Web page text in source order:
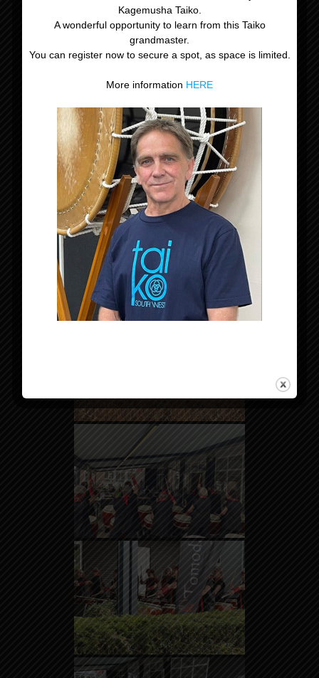
Kagemusha Taiko.
A wonderful opportunity to learn from this Taiko
grandmaster.
You can register now to secure a spot, as space is limited.
More information HERE